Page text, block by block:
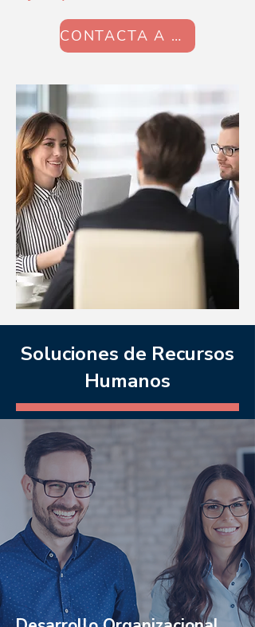
CONTACTA A UN EXPERTO
Soluciones de Recursos
Humanos